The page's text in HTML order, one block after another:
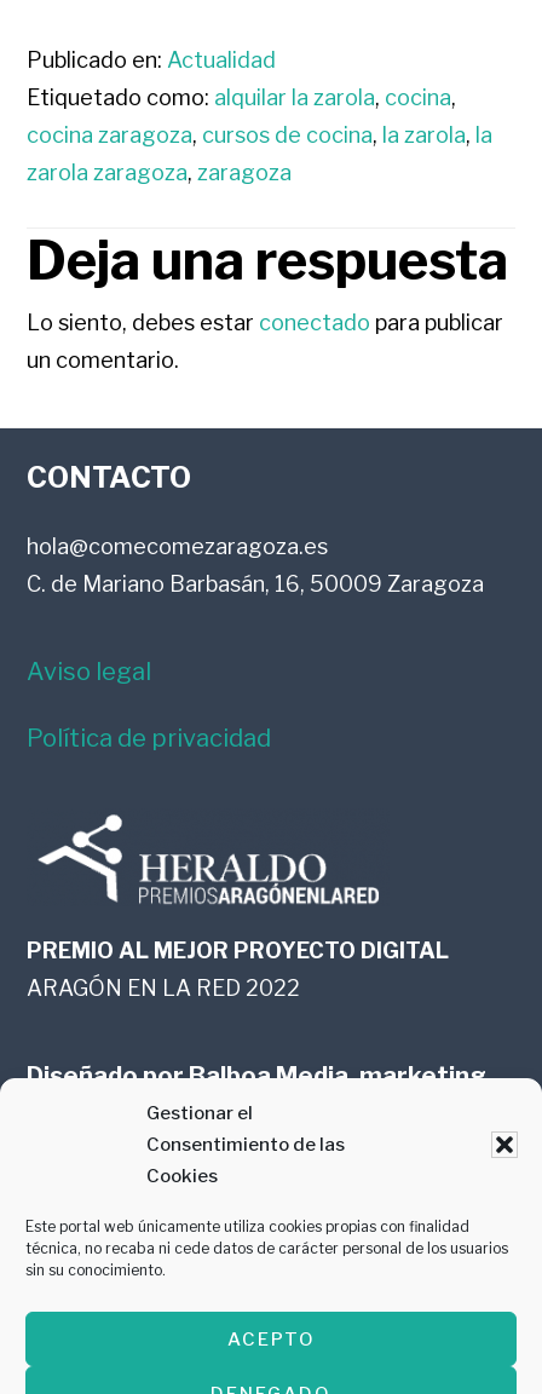
Gestionar el
Consentimiento de las
Cookies
Este portal web únicamente utiliza cookies propias con finalidad
técnica, no recaba ni cede datos de carácter personal de los usuarios
sin su conocimiento.
ACEPTO
Publicado en: Actualidad
Etiquetado como: alquilar la zarola, cocina,
cocina zaragoza, cursos de cocina, la zarola, la
zarola zaragoza,zaragoza
INTERACCIONES
CON
LOS
LECTORES
Deja una respuesta
Lo siento, debes estar conectado para publicar
un comentario.
FOOTER
CONTACTO
hola@comecomezaragoza.es
C. de Mariano Barbasán, 16, 50009 Zaragoza
Aviso legal
Política de privacidad
PREMIO AL MEJOR PROYECTO DIGITAL
ARAGÓN EN LA RED 2022
Diseñado porBalboa Media, marketing
online en Zaragoza
PREMIO AL MEJOR CONTENIDO
GASTROMANÍA 2018